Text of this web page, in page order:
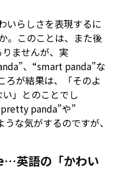
いらしさを表現するに
。このことは、また後
ませんが、実
、“smart panda”な
ろが結果は、「そのよ
」とのことでし
panda”や”
な気がするのですが、
英語の「かわい